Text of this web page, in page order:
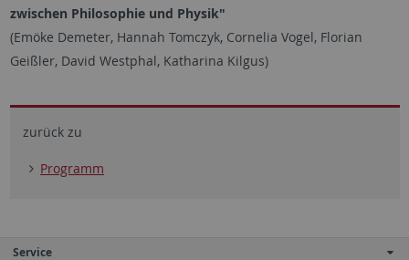
zwischen Philosophie und Physik"
(Emöke Demeter, Hannah Tomczyk, Cornelia Vogel, Florian
Geißler, David Westphal, Katharina Kilgus)
zurück zu
Programm
Service